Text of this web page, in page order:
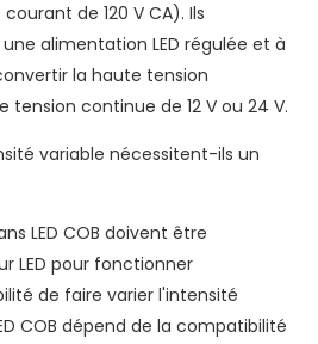
de 120 V CA). Ils
alimentation LED régulée et à
la haute tension
tension continue de 12 V ou 24 V.
LED COB doivent être
LED pour fonctionner
de faire varier l'intensité
COB dépend de la compatibilité